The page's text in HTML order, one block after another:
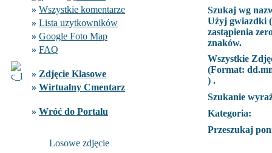
» Wszystkie komentarze
» Lista uzytkowników
» Google Foto Map
» FAQ
» Zdjęcie Klasowe
» Wirtualny Cmentarz
» Wróć do Portalu
Losowe zdjęcie
Szukaj wg
Użyj gwiazdki
zastąpienia
znaków.
Wszystkie
(Format:
) .
Szukanie
Kategoria:
Przeszukaj